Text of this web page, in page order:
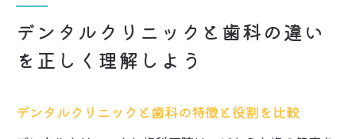
歯科治療の幅広さを知り後悔しない選択を
歯科の診療内容とデンタルクリニックの強
信頼できる歯科を選ぶために知りたい基礎知識
デンタルクリニックと歯科の違い
を正しく理解しよう
デンタルクリニックと歯科の特徴と役割を比較